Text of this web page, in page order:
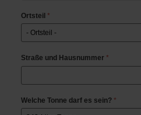
Ortsteil*
Straße und Hausnummer*
Welche Tonne darf es sein?*